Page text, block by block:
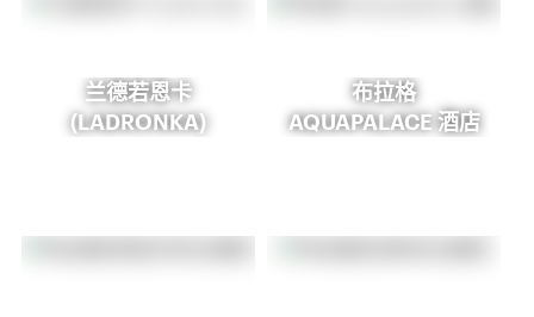
兰德若恩卡
(LADRONKA)
布拉格
AQUAPALACE 酒店